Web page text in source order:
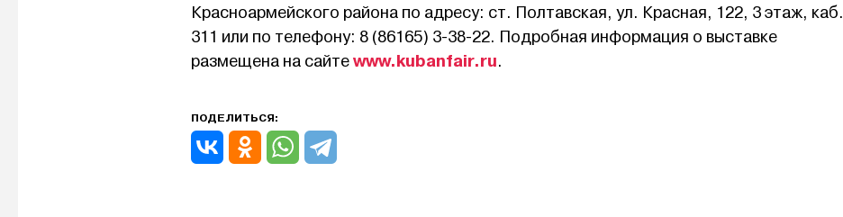
Красноармейского района по адресу: ст. Полтавская, ул. Красная, 122, 3 этаж, каб.
311 или по телефону: 8 (86165) 3-38-22. Подробная информация о выставке
размещена на сайтеwww.kubanfair.ru.
ПОДЕЛИТЬСЯ: